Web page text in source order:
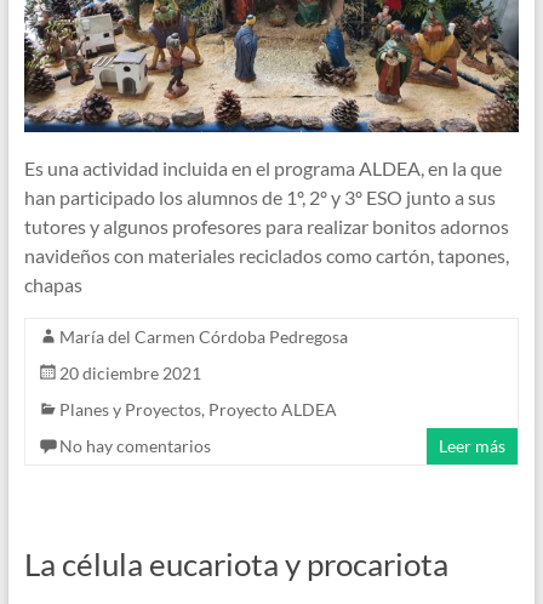
Es una actividad incluida en el programa ALDEA, en la que
han participado los alumnos de 1º, 2º y 3º ESO junto a sus
tutores y algunos profesores para realizar bonitos adornos
navideños con materiales reciclados como cartón, tapones,
chapas
María del Carmen Córdoba Pedregosa
20 diciembre 2021
Planes y Proyectos, Proyecto ALDEA
No hay comentarios
Leer más
La célula eucariota y procariota